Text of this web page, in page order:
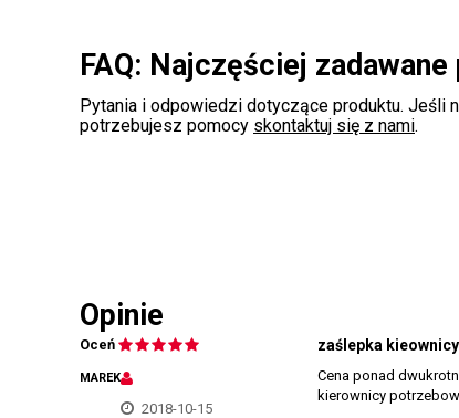
FAQ: Najczęściej zadawane
Pytania i odpowiedzi dotyczące produktu. Jeśli
potrzebujesz pomocy skontaktuj się z nami.
Opinie
Oceń
MAREK
2018-10-15
zaślepka
Cena ponad
kierownicy